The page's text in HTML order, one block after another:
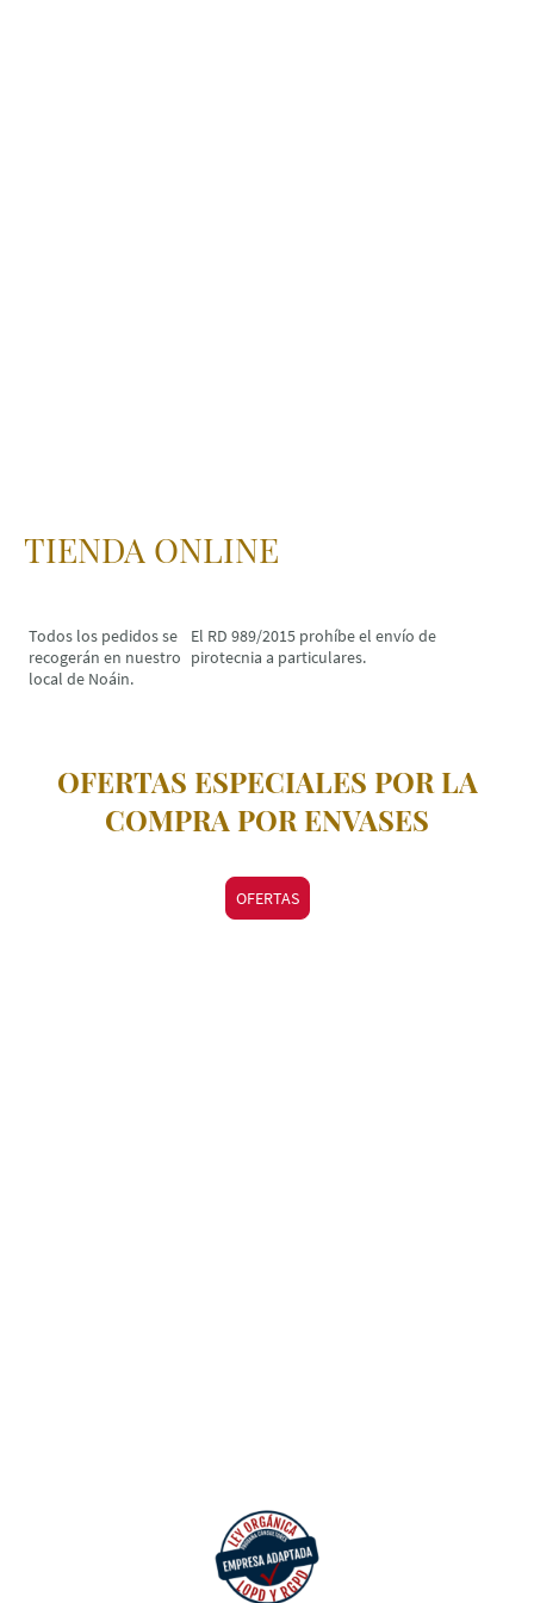
TIENDA ONLINE
Todos los pedidos se
recogerán en nuestro
local de Noáin.
El RD 989/2015 prohíbe el envío de
pirotecnia a particulares.
OFERTAS ESPECIALES POR LA
COMPRA POR ENVASES
OFERTAS